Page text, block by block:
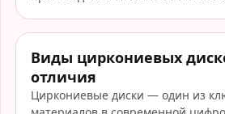
Виды циркониевых
отличия
Циркониевые диски — один из